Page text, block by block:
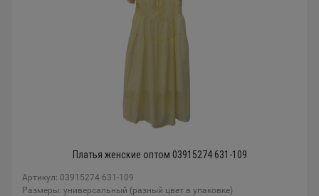
Платья женские оптом 03915274 631-109
Артикул: 03915274 631-109
Размеры: универсальный (разный цвет в упаковке)